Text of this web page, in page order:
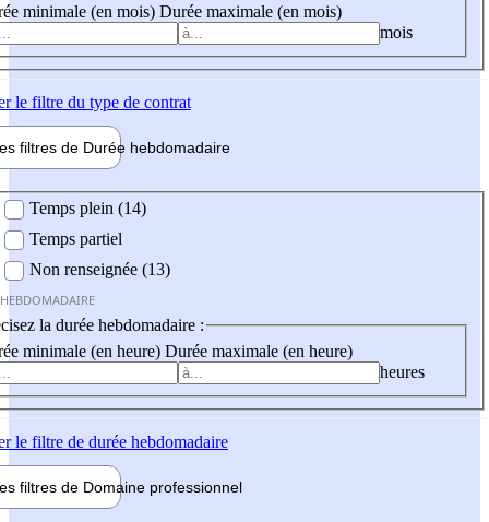
minimale (en mois) Durée maximale (en mois)
mois
le filtre du type de contrat
filtres de Durée hebdomadaire
Temps plein (14)
Temps partiel
Non renseignée (13)
la durée hebdomadaire :
minimale (en heure) Durée maximale (en heure)
heures
le filtre de durée hebdomadaire
filtres de Domaine professionnel